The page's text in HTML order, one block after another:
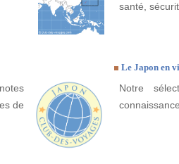
santé,
de
Le Japon en
Notre